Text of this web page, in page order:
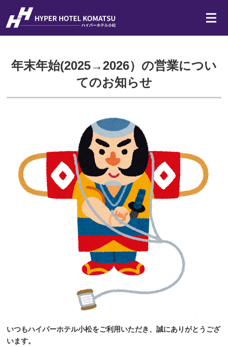
客室
年末年始(2025→2026）の営業につい
てのお知らせ
いつもハイパーホテル小松をご利用いただき、誠にありがとうござ
います。